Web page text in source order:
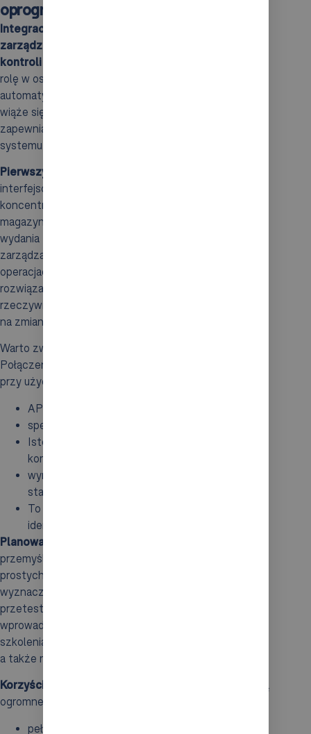
oprogramowaniem WMS i WCS?
Integracja systemu
zarządzania magazynem
kontroli magazynu
rolę w osiąganiu maksymalnej efektywności i
automatyzacji w obszarze magazynowym. Proces ten
wiąże się z kilkoma kluczowymi elementami, które
zapewniają prawidłowe funkcjonowanie całego
systemu.
Pierwszym etapem integracji
interfejsów pomiędzy
koncentruje się na strategicznym zarządzaniu
magazynem, takimi jak planowanie przyjęć oraz
wydania towarów, natomiast
zarządzaniem ruchem maszyn w codziennych
operacjach. Dzięki odpowiedniej integracji tych
rozwiązań możliwa jest wymiana informacji w czasie
rzeczywistym, co pozwala na elastyczne reagowanie
na zmiany w przepływie towarów.
Warto zwrócić uwagę na
Połączenie
przy użyciu:
API,
specjalnych rozwiązań middleware.
Istotne jest, aby oba systemy były technicznie
kompatybilne,
wymieniały dane zgodnie z ustalonymi
standardami.
To ma fundamentalne znaczenie dla spójności
identyfikatorów towarów i ich lokalizacji.
Planowanie integracji
przemyślany. Proces zazwyczaj rozpoczyna się od
prostych operacji, takich jak zarządzanie
wyznaczonymi typami ładunków, co umożliwia
przetestowanie stabilności systemu. Stopniowe
wprowadzanie nowych elementów oraz odpowiednie
szkolenia dla personelu zapewniają płynność operacji,
a także minimalizują ryzyko błędów.
Korzyści płynące z integracji AS/RS, WMS i WCS
są
ogromne. Obejmują one:
pełną synchronizację procesów magazynowych,